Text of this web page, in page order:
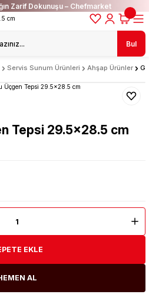
Zarif Dokunuşu – Chefmarket
Bul
Servis Sunum Ürünleri Ahşap Ürünler
Tepsi 29.5x28.5 cm
EKLE
AL